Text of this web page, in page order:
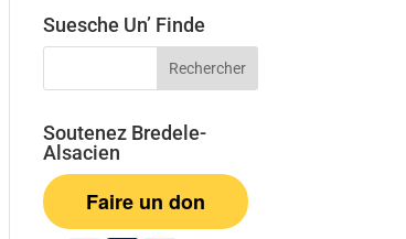
Suesche Un’ Finde
Soutenez Bredele-
Alsacien